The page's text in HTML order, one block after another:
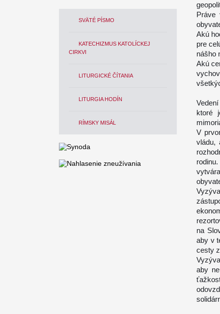
SVÄTÉ PÍSMO
KATECHIZMUS KATOLÍCKEJ
CIRKVI
LITURGICKÉ ČÍTANIA
LITURGIA HODÍN
RÍMSKY MISÁL
Práve
Akú
pre
nášho
Akú
ktoré
V
vládu,
na
aby v
cesty
aby